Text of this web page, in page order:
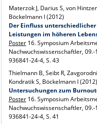
Materzok J, Darius S, von
Böckelmann I (2012)
Der Einfluss
Leistungen im höheren
Poster16. Symposium
Nachwuchswissenschaftler,
936841-24-4, S. 43
Thielmann B, Seibt R,
Kondratik S, Böckelmann I (2012)
Untersuchungen zum
Poster16. Symposium
Nachwuchswissenschaftler,
936841-24-4, S. 41